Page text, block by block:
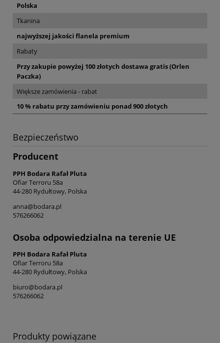
Polska
Tkanina
najwyższej jakości flanela premium
Rabaty
Przy zakupie powyżej 100 złotych dostawa gratis (Orlen
Paczka)
Większe zamówienia - rabat
10 % rabatu przy zamówieniu ponad 900 złotych
Bezpieczeństwo
Producent
PPH Bodara Rafał Pluta
Ofiar Terroru 58a
44-280 Rydułtowy, Polska
anna@bodara.pl
576266062
Osoba odpowiedzialna na terenie UE
PPH Bodara Rafał Pluta
Ofiar Terroru 58a
44-280 Rydułtowy, Polska
biuro@bodara.pl
576266062
Produkty powiązane